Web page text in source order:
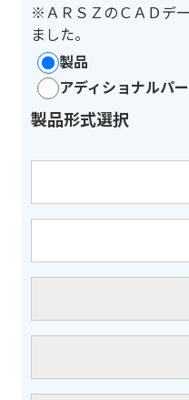
※ＡＲＳＺのＣＡＤデ
ました。
製品
アディショナルパ
製品形式選択